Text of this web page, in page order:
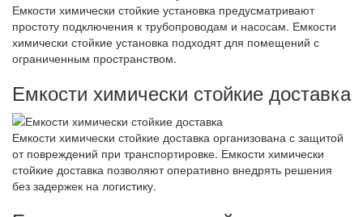
Емкости химически стойкие установка предусматривают
простоту подключения к трубопроводам и насосам. Емкости
химически стойкие установка подходят для помещений с
ограниченным пространством.
Емкости химически стойкие доставка
Емкости химически стойкие доставка организована с защитой
от повреждений при транспортировке. Емкости химически
стойкие доставка позволяют оперативно внедрять решения
без задержек на логистику.